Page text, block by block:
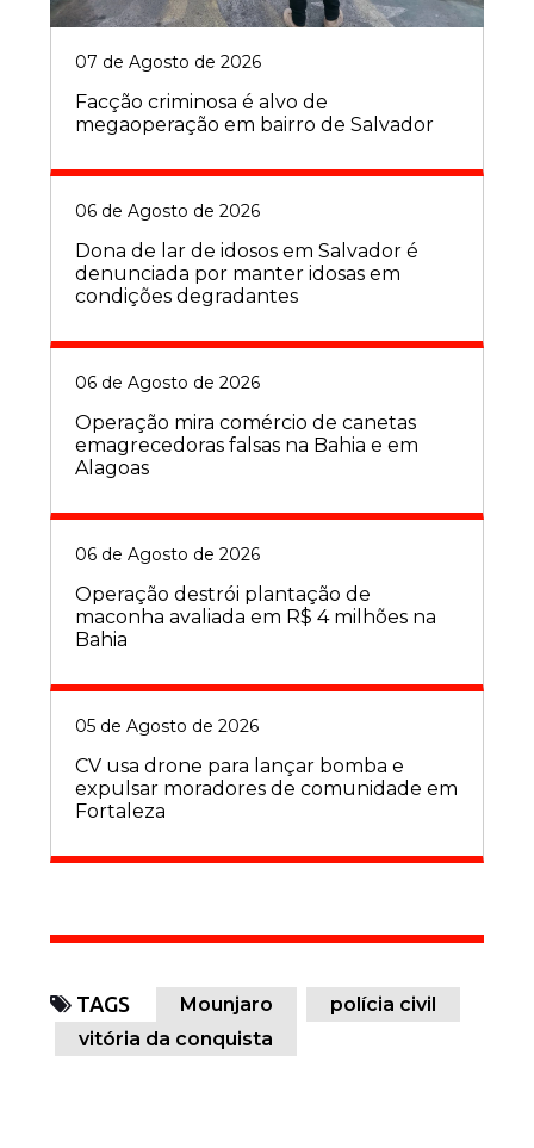
07 de Agosto de 2026
Facção criminosa é alvo de
megaoperação em bairro de Salvador
06 de Agosto de 2026
Dona de lar de idosos em Salvador é
denunciada por manter idosas em
condições degradantes
06 de Agosto de 2026
Operação mira comércio de canetas
emagrecedoras falsas na Bahia e em
Alagoas
06 de Agosto de 2026
Operação destrói plantação de
maconha avaliada em R$ 4 milhões na
Bahia
05 de Agosto de 2026
CV usa drone para lançar bomba e
expulsar moradores de comunidade em
Fortaleza
TAGS Mounjaro
polícia civil
vitória da conquista